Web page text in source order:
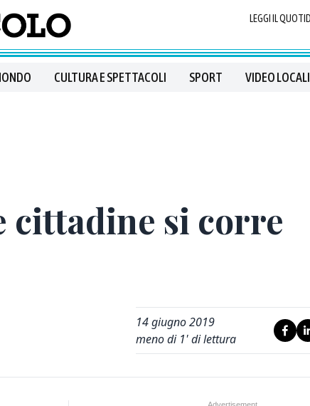
LEGGI IL
CULTURA E SPETTACOLI SPORT VIDEO LOCALI
cittadine si corre
14 giugno 2019
meno di 1' di lettura